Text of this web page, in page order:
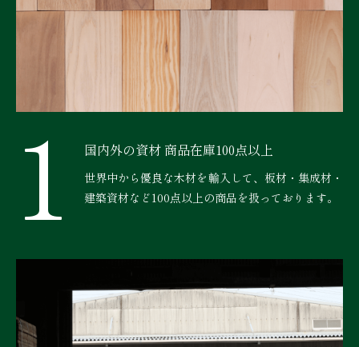
1 国内外の資材 商品在庫100点以上
世界中から優良な木材を輸入して、板材・集成材・
建築資材など100点以上の商品を扱っております。